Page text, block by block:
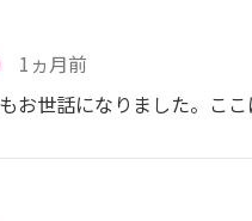
1ヵ月前
お世話になりました。こ